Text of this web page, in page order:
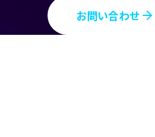
お問い合わせ